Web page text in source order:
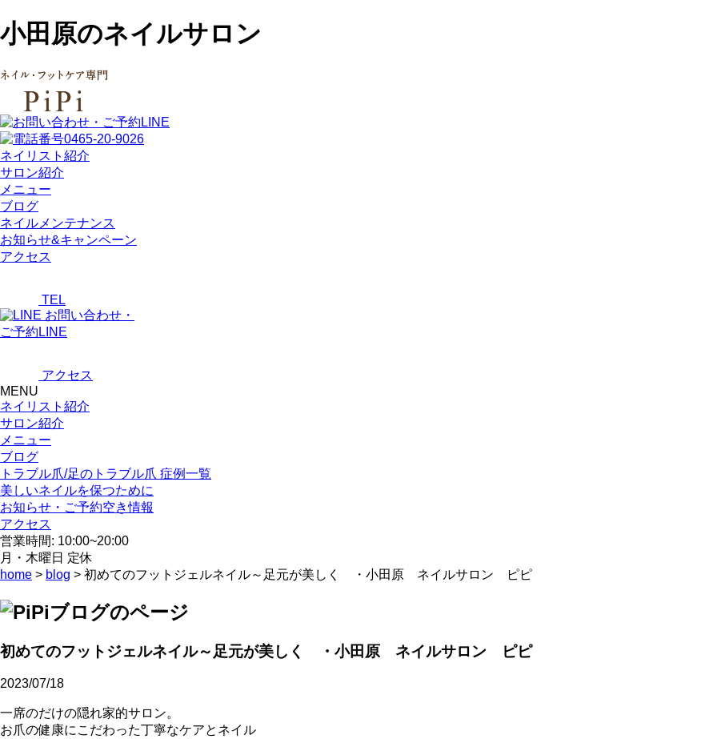
小田原のネイルサロン
ネイリスト紹介
サロン紹介
メニュー
ブログ
ネイルメンテナンス
お知らせ&キャンペーン
アクセス
TEL
お問い合わせ・
ご予約LINE
アクセス
MENU
ネイリスト紹介
サロン紹介
メニュー
ブログ
トラブル爪/足のトラブル爪 症例一覧
美しいネイルを保つために
お知らせ・ご予約空き情報
アクセス
営業時間: 10:00~20:00
月・木曜日 定休
home > blog > 初めてのフットジェルネイル～足元が美しく ・小田原 ネイルサロン ピピ
初めてのフットジェルネイル～足元が美しく ・小田原 ネイルサロン ピピ
2023/07/18
一席のだけの隠れ家的サロン。
お爪の健康にこだわった丁寧なケアとネイル